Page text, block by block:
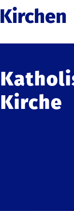
Kirchen
Kirche